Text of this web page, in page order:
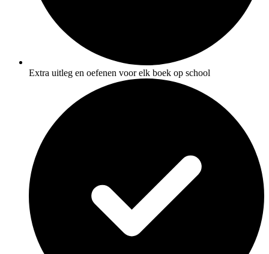
Extra uitleg en oefenen voor elk boek op school